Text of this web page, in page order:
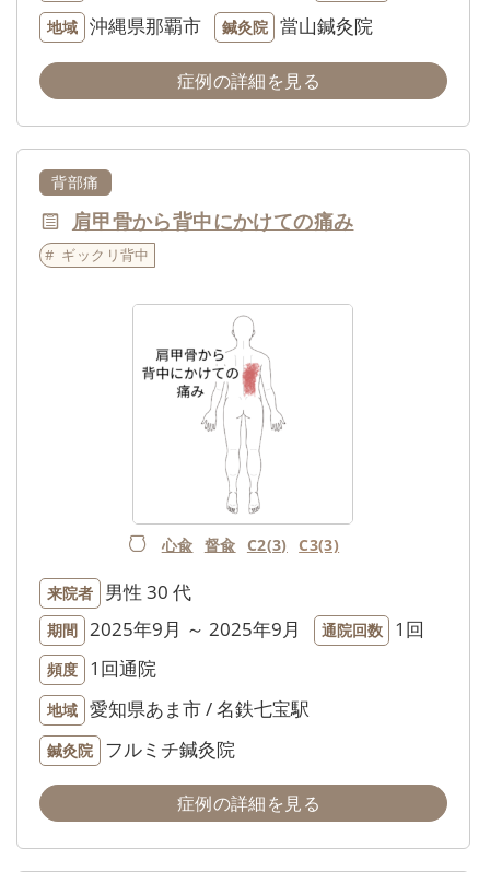
地域 沖縄県那覇市 鍼灸院 當山鍼灸院
症例の詳細を見る
背部痛
肩甲骨から背中にかけての痛み
ギックリ背中
心兪 督兪 C2(3) C3(3)
来院者 男性 30 代
期間 2025年9月 ～ 2025年9月 通院回数 1回
頻度 1回通院
地域 愛知県あま市 / 名鉄七宝駅
鍼灸院 フルミチ鍼灸院
症例の詳細を見る